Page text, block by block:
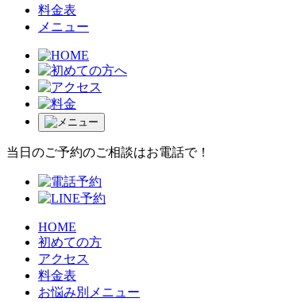
料金表
メニュー
当日のご予約のご相談はお電話で！
HOME
初めての方
アクセス
料金表
お悩み別メニュー